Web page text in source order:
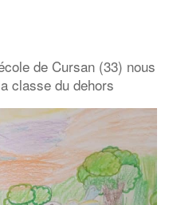
de Cursan (33) nous
classe du dehors